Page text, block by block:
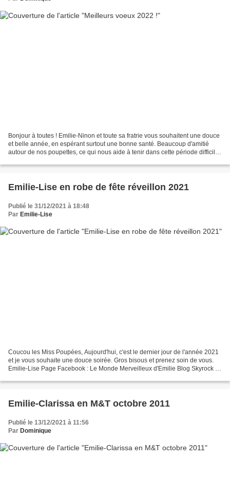
Bonjour à toutes ! Emilie-Ninon et toute sa fratrie vous souhaitent une douce
et belle année, en espérant surtout une bonne santé. Beaucoup d'amitié
autour de nos poupettes, ce qui nous aide à tenir dans cette période difficile !
Emilie-Lise en robe de fête réveillon 2021
Publié le 31/12/2021 à 18:48
Par Emilie-Lise
Coucou les Miss Poupées, Aujourd'hui, c'est le dernier jour de l'année 2021
et je vous souhaite une douce soirée. Gros bisous et prenez soin de vous.
Emilie-Lise Page Facebook : Le Monde Merveilleux d'Emilie Blog Skyrock :
Emilie-Clarissa en M&T octobre 2011
Publié le 13/12/2021 à 11:56
Par Dominique